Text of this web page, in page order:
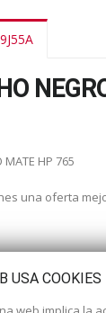
MATE HP 765
una oferta
USA COOKIES